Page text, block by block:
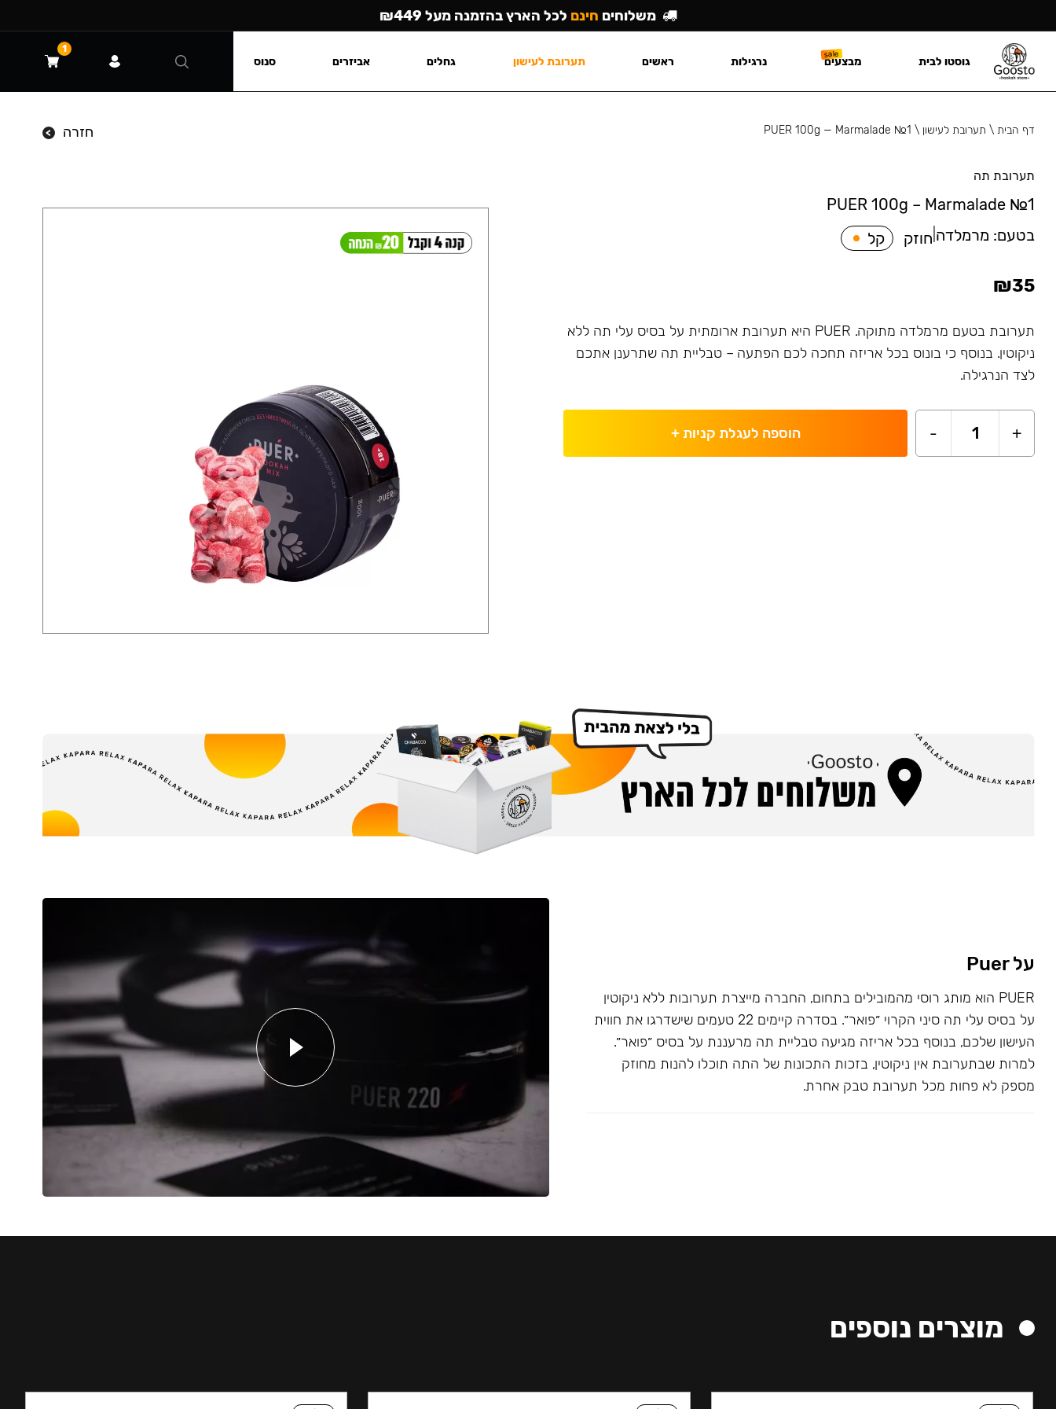
דף הבית\ תערובת לעישון \
PUER 100g — Marmalade №1 חזרה
תערובת תה
PUER 100g – Marmalade №1
בטעם: מרמלדה חוזק קל
₪35
תערובת בטעם מרמלדה מתוקה. PUER היא תערובת ארומתית על בסיס עלי תה ללא
ניקוטין. בנוסף כי בונוס בכל אריזה תחכה לכם הפתעה – טבליית תה שתרענן אתכם
לצד הנרגילה.
+
1
- הוספה לעגלת קניות+
על Puer
PUER הוא מותג רוסי מהמובילים בתחום, החברה מייצרת תערובות ללא ניקוטין
על בסיס עלי תה סיני הקרוי ״פואר״. בסדרה קיימים 22 טעמים שישדרגו את חווית
העישון שלכם, בנוסף בכל אריזה מגיעה טבליית תה מרעננת על בסיס ״פואר״.
למרות שבתערובת אין ניקוטין, בזכות התכונות של התה תוכלו להנות מחוזק
מספק לא פחות מכל תערובת טבק אחרת.
מוצרים נוספים
משלוחים חינם לכל הארץ בהזמנה מעל ₪449
גוסטו לבית מבצעים נרגילות ראשים תערובת לעישון גחלים אביזרים סנוס
1